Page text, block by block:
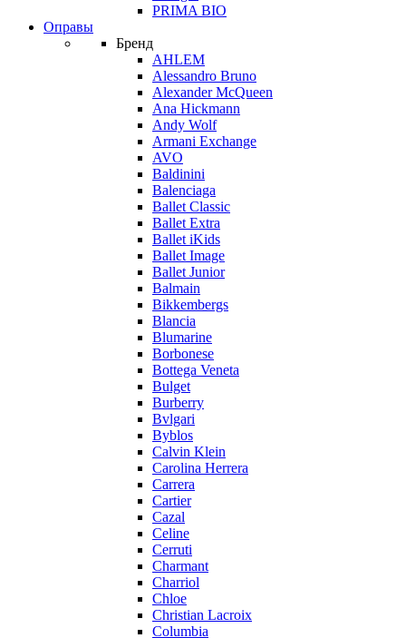
PRIMA BIO
Оправы
Бренд
AHLEM
Alessandro Bruno
Alexander McQueen
Ana Hickmann
Andy Wolf
Armani Exchange
AVO
Baldinini
Balenciaga
Ballet Classic
Ballet Extra
Ballet iKids
Ballet Image
Ballet Junior
Balmain
Bikkembergs
Blancia
Blumarine
Borbonese
Bottega Veneta
Bulget
Burberry
Bvlgari
Byblos
Calvin Klein
Carolina Herrera
Carrera
Cartier
Cazal
Celine
Cerruti
Charmant
Charriol
Chloe
Christian Lacroix
Columbia